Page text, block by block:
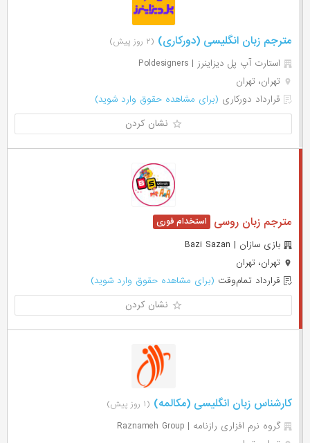
مترجم زبان انگلیسی (دورکاری) (۲ روز پیش)
استارت آپ پل دیزاینرز | Poldesigners
تهران، تهران
قرارداد دورکاری (برای مشاهده حقوق وارد شوید)
نشان کردن
مترجم زبان روسی
بازی سازان | Bazi Sazan
تهران، تهران
قرارداد تمام‌وقت (برای مشاهده حقوق وارد شوید)
نشان کردن
کارشناس زبان انگلیسی (مکالمه) (۱ روز پیش)
گروه نرم افزاری رازنامه | Raznameh Group